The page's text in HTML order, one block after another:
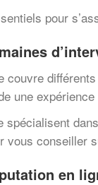
pour
couvre
une
vous conseiller
en